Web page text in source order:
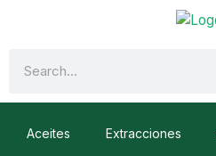
Aceites Extracciones